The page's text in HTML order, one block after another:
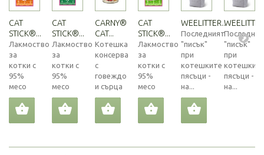
CAT
STICK®...
Лакмоство
за
котки с
95%
месо
CAT
STICK®...
Лакмоство
за
котки с
95%
месо
CARNY®
CAT...
Котешка
консерва
с
говеждо
и сърца
CAT
STICK®...
Лакмоство
за
котки с
95%
месо
WEELITTER...
Последният
"писък"
при
котешките
пясъци -
на...
"писък"
при
пясъци -
на...